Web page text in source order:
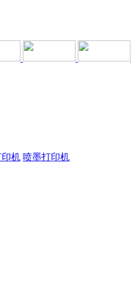
机 喷墨打印机